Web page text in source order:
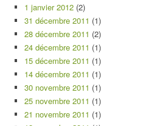
1 janvier 2012 (2)
31 décembre 2011 (1)
28 décembre 2011 (2)
24 décembre 2011 (1)
15 décembre 2011 (1)
14 décembre 2011 (1)
30 novembre 2011 (1)
25 novembre 2011 (1)
21 novembre 2011 (1)